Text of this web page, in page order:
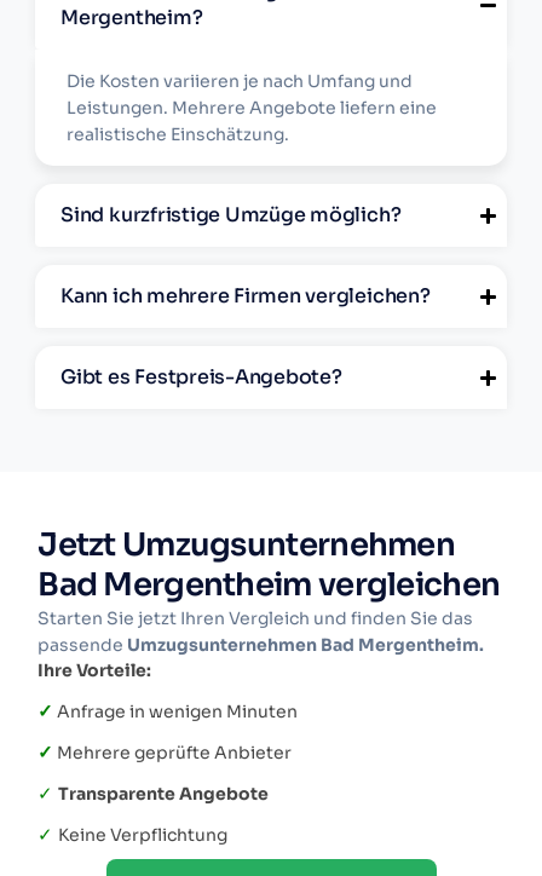
Mergentheim?
Die Kosten variieren je nach Umfang und
Leistungen. Mehrere Angebote liefern eine
realistische Einschätzung.
Sind kurzfristige Umzüge möglich?
Kann ich mehrere Firmen vergleichen?
Gibt es Festpreis-Angebote?
Jetzt Umzugsunternehmen
Bad Mergentheim vergleichen
Starten Sie jetzt Ihren Vergleich und finden Sie das
passende Umzugsunternehmen Bad Mergentheim.
Ihre Vorteile:
✓Anfrage in wenigen Minuten
✓ Mehrere geprüfte Anbieter
✓Transparente Angebote
✓ Keine Verpflichtung